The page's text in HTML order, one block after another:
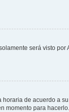
será visto
de acuerdo a
momento para hacerlo.